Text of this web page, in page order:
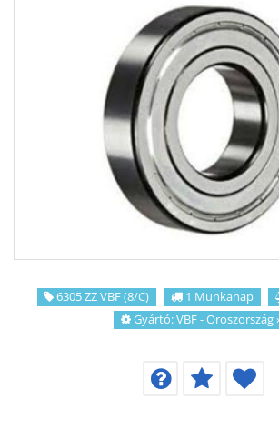
HOGYAN KERESSEN CSAPÁGY MÉRET
SZÁLLÍTÁSI INFORMÁCIÓK
PARTNERI KEDVEZMÉNYEK
6305 ZZ VBF (8/C) 1 Munkanap
Gyártó:VBF - Oroszország